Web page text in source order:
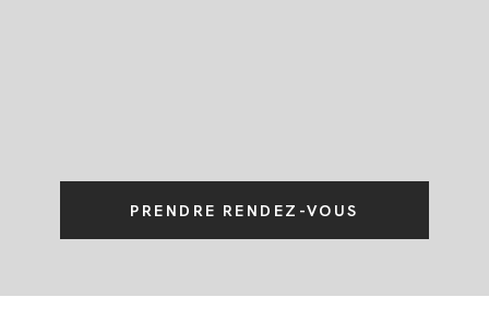
PRENDRE RENDEZ-VOUS